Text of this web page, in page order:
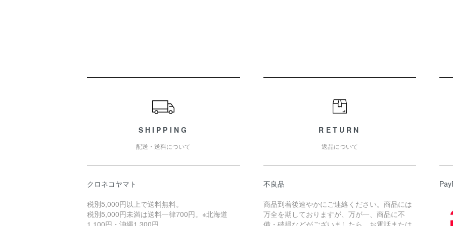
SHIPPING
配送・送料について
クロネコヤマト
税別5,000円以上で送料無料。
税別5,000円未満は送料一律700円。※北海道
1,100円・沖縄1,300円
RETURN
返品について
不良品
商品到着後速やかにご連絡ください。商品には
万全を期しておりますが、万が一、商品に不
備・破損などがございましたら、お電話または